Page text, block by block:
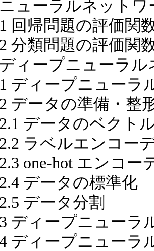
ューラルネットワ
回帰問題の評価関
分類問題の評価関
ィープニューラ
ディープニューラ
データの準備・整
データのベクト
ラベルエンコー
one-hot エンコー
データの標準化
データ分割
ディープニューラ
ディープニューラ